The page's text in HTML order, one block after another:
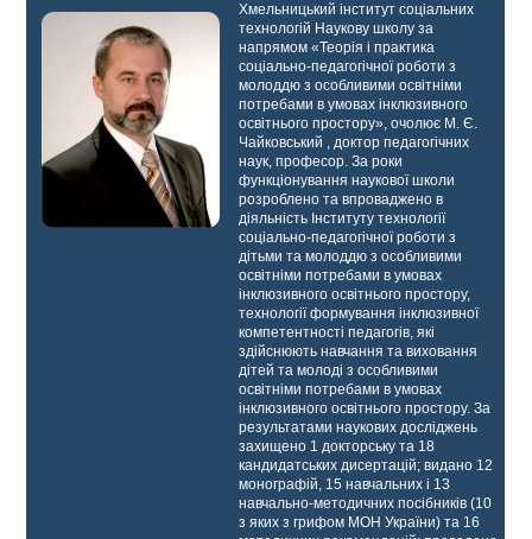
Хмельницький інститут соціальних
технологій Наукову школу за
напрямом «Теорія і практика
соціально-педагогічної роботи з
молоддю з особливими освітніми
потребами в умовах інклюзивного
освітнього простору», очолює М. Є.
Чайковський , доктор педагогічних
наук, професор. За роки
функціонування наукової школи
розроблено та впроваджено в
діяльність Інституту технології
соціально-педагогічної роботи з
дітьми та молоддю з особливими
освітніми потребами в умовах
інклюзивного освітнього простору,
технології формування інклюзивної
компетентності педагогів, які
здійснюють навчання та виховання
дітей та молоді з особливими
освітніми потребами в умовах
інклюзивного освітнього простору. За
результатами наукових досліджень
захищено 1 докторську та 18
кандидатських дисертацій; видано 12
монографій, 15 навчальних і 13
навчально-методичних посібників (10
з яких з грифом МОН України) та 16